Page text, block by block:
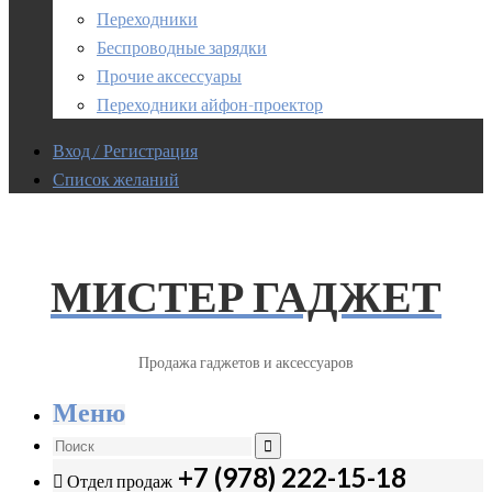
Переходники
Беспроводные зарядки
Прочие аксессуары
Переходники айфон-проектор
Вход / Регистрация
Список желаний
МИСТЕР ГАДЖЕТ
Продажа гаджетов и аксессуаров
Меню
Отдел продаж +7 (978) 222-15-18